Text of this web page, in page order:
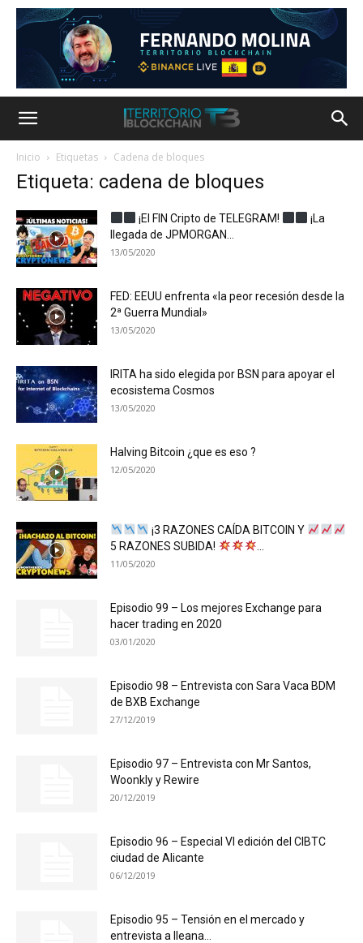
Inicio Etiquetas Cadena de bloques
Etiqueta: cadena de bloques
¡El FIN Cripto de TELEGRAM!
¡La
llegada de JPMORGAN...
13/05/2020
FED: EEUU enfrenta «la peor recesión desde la
2ª Guerra Mundial»
13/05/2020
IRITA ha sido elegida por BSN para apoyar el
ecosistema Cosmos
13/05/2020
Halving Bitcoin ¿que es eso ?
12/05/2020
¡3 RAZONES CAÍDA BITCOIN Y
5 RAZONES SUBIDA!
11/05/2020
Episodio 99 – Los mejores Exchange para
hacer trading en 2020
03/01/2020
Episodio 98 – Entrevista con Sara Vaca BDM
de BXB Exchange
27/12/2019
Episodio 97 – Entrevista con Mr Santos,
Woonkly y Rewire
20/12/2019
Episodio 96 – Especial VI edición del CIBTC
ciudad de Alicante
06/12/2019
Episodio 95 – Tensión en el mercado y
entrevista a Ileana...